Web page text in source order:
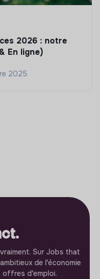
2026 : notre
En ligne)
2025
Sur Jobs that
de l'économie
offres d'emploi.